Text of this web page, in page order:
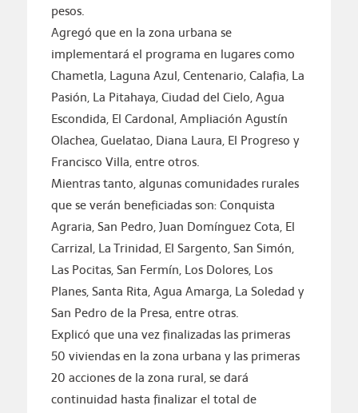
pesos.
Agregó que en la zona urbana se
implementará el programa en lugares como
Chametla, Laguna Azul, Centenario, Calafia, La
Pasión, La Pitahaya, Ciudad del Cielo, Agua
Escondida, El Cardonal, Ampliación Agustín
Olachea, Guelatao, Diana Laura, El Progreso y
Francisco Villa, entre otros.
Mientras tanto, algunas comunidades rurales
que se verán beneficiadas son: Conquista
Agraria, San Pedro, Juan Domínguez Cota, El
Carrizal, La Trinidad, El Sargento, San Simón,
Las Pocitas, San Fermín, Los Dolores, Los
Planes, Santa Rita, Agua Amarga, La Soledad y
San Pedro de la Presa, entre otras.
Explicó que una vez finalizadas las primeras
50 viviendas en la zona urbana y las primeras
20 acciones de la zona rural, se dará
continuidad hasta finalizar el total de